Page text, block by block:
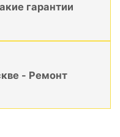
гарантии
- Ремонт